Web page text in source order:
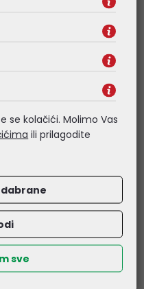
Wenger torba MX ECO
Brief za prijenosnike
se kolačići. Molimo Vas
ili prilagodite
sve